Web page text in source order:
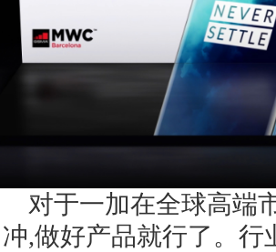
于一加在全球高端市
,做好产品就行了。